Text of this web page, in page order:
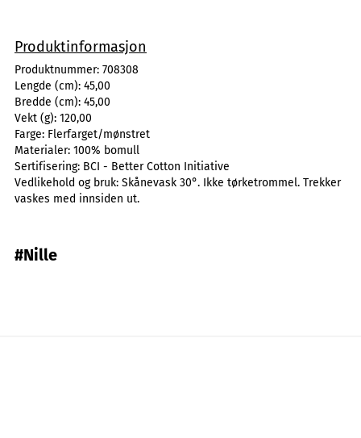
Produktinformasjon
Produktnummer: 708308
Lengde (cm): 45,00
Bredde (cm): 45,00
Vekt (g): 120,00
Farge: Flerfarget/mønstret
Materialer: 100% bomull
Sertifisering: BCI - Better Cotton Initiative
Vedlikehold og bruk: Skånevask 30°. Ikke tørketrommel. Trekker
vaskes med innsiden ut.
#Nille